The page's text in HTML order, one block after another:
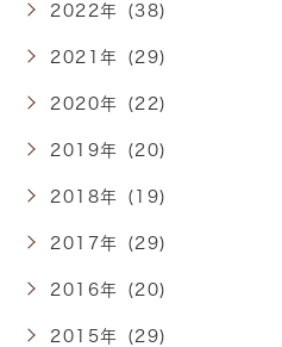
2022年 (38)
2021年 (29)
2020年 (22)
2019年 (20)
2018年 (19)
2017年 (29)
2016年 (20)
2015年 (29)